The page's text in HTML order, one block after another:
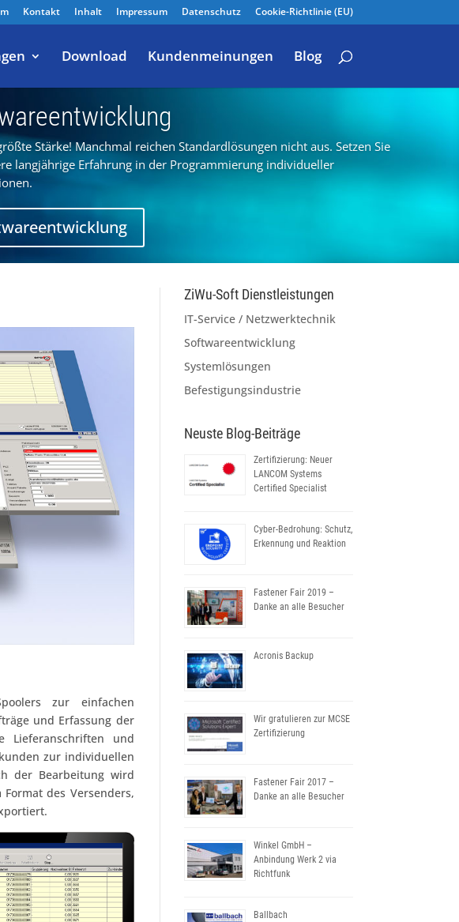
Kontakt Inhalt Impressum Datenschutz Cookie-Richtlinie (EU)
Download Kundenmeinungen Blog
Stärke! Manchmal reichen Standardlösungen nicht aus. Setzen Sie
langjährige Erfahrung in der Programmierung individueller
zur einfachen
und Erfassung der
Lieferanschriften und
zur individuellen
der Bearbeitung wird
des Versenders,
ZiWu-Soft Dienstleistungen
IT-Service / Netzwerktechnik
Softwareentwicklung
Systemlösungen
Befestigungsindustrie
Neuste Blog-Beiträge
Zertifizierung: Neuer
LANCOM Systems
Certified Specialist
Cyber-Bedrohung: Schutz,
Erkennung und Reaktion
Fastener Fair 2019 –
Danke an alle Besucher
Acronis Backup
Wir gratulieren zur MCSE
Zertifizierung
Fastener Fair 2017 –
Danke an alle Besucher
Winkel GmbH –
Anbindung Werk 2 via
Richtfunk
Ballbach